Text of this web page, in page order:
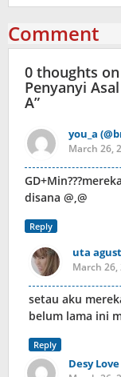
Comment
0 thoughts on
Penyanyi
A”
you_a
March 26,
disana @,@
Reply
uta
March 26,
setau aku
belum lama ini
Reply
Desy